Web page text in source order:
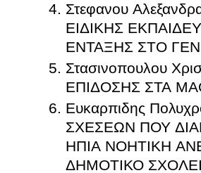
Στεφανου
ΕΙΔΙΚΗΣ
ΕΝΤΑΞΗΣ ΣΤΟ
Στασινοπουλου
ΕΠΙΔΟΣΗΣ ΣΤΑ
Ευκαρπιδης
ΣΧΕΣΕΩΝ ΠΟΥ
ΗΠΙΑ ΝΟΗΤΙΚΗ
ΔΗΜΟΤΙΚΟ